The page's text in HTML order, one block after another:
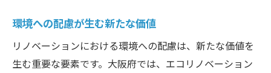
環境への配慮が生む新たな価値
リノベーションにおける環境への配慮は、新たな価値を
生む重要な要素です。大阪府では、エコリノベーション